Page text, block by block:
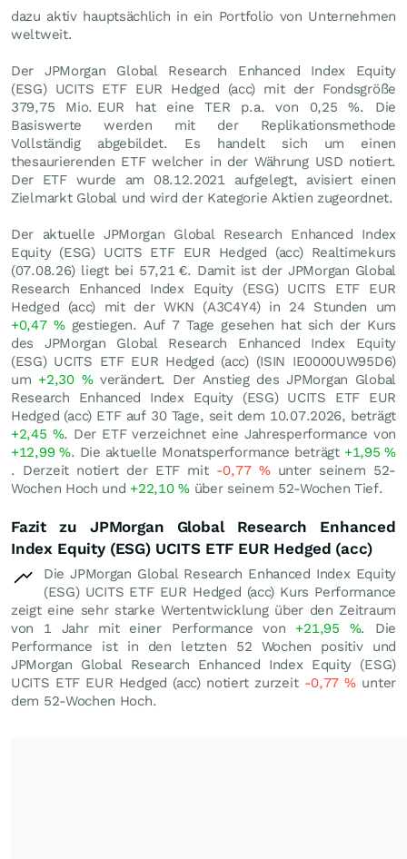
dazu aktiv hauptsächlich in ein Portfolio von Unternehmen
weltweit.
Der JPMorgan Global Research Enhanced Index Equity
(ESG) UCITS ETF EUR Hedged (acc) mit der Fondsgröße
379,75 Mio. EUR hat eine TER p.a. von 0,25 %. Die
Basiswerte werden mit der Replikationsmethode
Vollständig abgebildet. Es handelt sich um einen
thesaurierenden ETF welcher in der Währung USD notiert.
Der ETF wurde am 08.12.2021 aufgelegt, avisiert einen
Zielmarkt Global und wird der Kategorie Aktien zugeordnet.
Der aktuelle JPMorgan Global Research Enhanced Index
Equity (ESG) UCITS ETF EUR Hedged (acc) Realtimekurs
(07.08.26) liegt bei 57,21 €. Damit ist der JPMorgan Global
Research Enhanced Index Equity (ESG) UCITS ETF EUR
Hedged (acc) mit der WKN (A3C4Y4) in 24 Stunden um
+0,47 %gestiegen. Auf 7 Tage gesehen hat sich der Kurs
des JPMorgan Global Research Enhanced Index Equity
(ESG) UCITS ETF EUR Hedged (acc) (ISIN IE0000UW95D6)
um +2,30 %verändert. Der Anstieg des JPMorgan Global
Research Enhanced Index Equity (ESG) UCITS ETF EUR
Hedged (acc) ETF auf 30 Tage, seit dem 10.07.2026, beträgt
+2,45 %. Der ETF verzeichnet eine Jahresperformance von
+12,99%. Die aktuelle Monatsperformance beträgt +1,95%
. Derzeit notiert der ETF mit -0,77 %unter seinem 52-
Wochen Hoch und +22,10%über seinem 52-Wochen Tief.
Fazit zu JPMorgan Global Research Enhanced
Index Equity (ESG) UCITS ETF EUR Hedged (acc)
Die JPMorgan Global Research Enhanced Index Equity
(ESG) UCITS ETF EUR Hedged (acc) Kurs Performance
zeigt eine sehr starke Wertentwicklung über den Zeitraum
von 1 Jahr mit einer Performance von +21,95 %. Die
Performance ist in den letzten 52 Wochen positiv und
JPMorgan Global Research Enhanced Index Equity (ESG)
UCITS ETF EUR Hedged (acc) notiert zurzeit -0,77% unter
dem 52-Wochen Hoch.